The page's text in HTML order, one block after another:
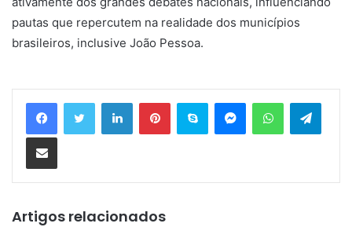
pautas que repercutem na realidade dos municípios
brasileiros, inclusive João Pessoa.
Artigos relacionados